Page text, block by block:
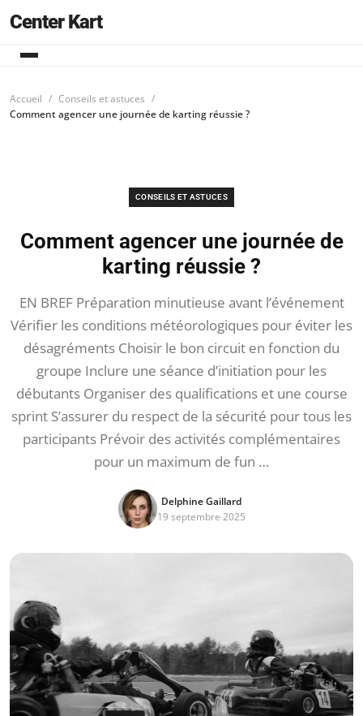
Center Kart
Accueil
Conseils et astuces
Comment agencer une journée de karting réussie ?
CONSEILS ET ASTUCES
Comment agencer une journée de
karting réussie ?
EN BREF Préparation minutieuse avant l’événement
Vérifier les conditions météorologiques pour éviter les
désagréments Choisir le bon circuit en fonction du
groupe Inclure une séance d’initiation pour les
débutants Organiser des qualifications et une course
sprint S’assurer du respect de la sécurité pour tous les
participants Prévoir des activités complémentaires
pour un maximum de fun …
Delphine Gaillard
19 septembre 2025